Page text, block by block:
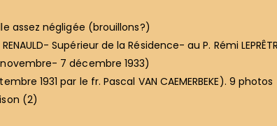
assez négligée (brouillons?)
Supérieur de la Résidence- au P. Rémi
7 décembre 1933)
1931 par le fr. Pascal VAN CAEMERBEKE). 9 photos
(2)